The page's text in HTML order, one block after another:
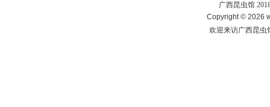
广西昆虫馆
Copyright © 2026
欢迎来访广西昆虫